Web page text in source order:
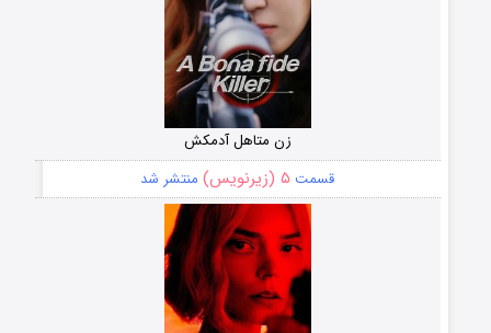
زن متاهل آدمکش
قسمت ۵ (زیرنویس) منتشر شد